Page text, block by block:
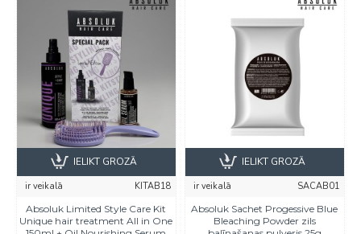
ir veikalā
KITAB18
Absoluk Limited Style Care Kit
Unique hair treatment All in One
IELIKT GROZĀ
ir veikalā
SACAB01
Absoluk Sachet Progessive Blue
Bleaching Powder zils
IELIKT GROZĀ